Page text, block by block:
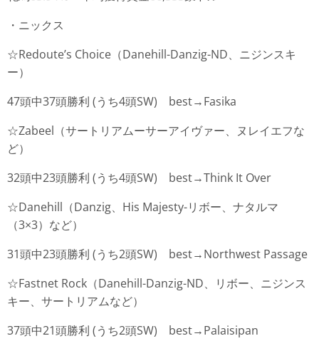
・ニックス
☆Redoute’s Choice（Danehill-Danzig-ND、ニジンスキ
ー）
47頭中37頭勝利 (うち4頭SW) best→Fasika
☆Zabeel（サートリアムーサーアイヴァー、ヌレイエフな
ど）
32頭中23頭勝利 (うち4頭SW) best→Think It Over
☆Danehill（Danzig、His Majesty-リボー、ナタルマ
（3×3）など）
31頭中23頭勝利 (うち2頭SW) best→Northwest Passage
☆Fastnet Rock（Danehill-Danzig-ND、リボー、ニジンス
キー、サートリアムなど）
37頭中21頭勝利 (うち2頭SW) best→Palaisipan